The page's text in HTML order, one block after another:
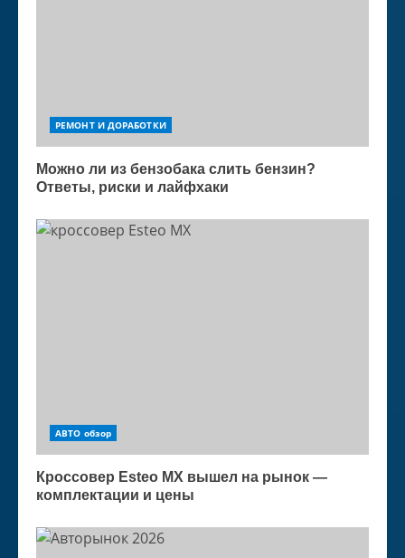
РЕМОНТ И ДОРАБОТКИ
Можно ли из бензобака слить бензин?
Ответы, риски и лайфхаки
АВТО обзор
Кроссовер Esteo MX вышел на рынок —
комплектации и цены